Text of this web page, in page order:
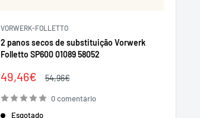
VORWERK-FOLLETTO
2 panos secos de substituição Vorwerk
Folletto SP600 01089 58052
Preço
venda
49,46€
Preço
54,96€
0 comentário
Esgotado